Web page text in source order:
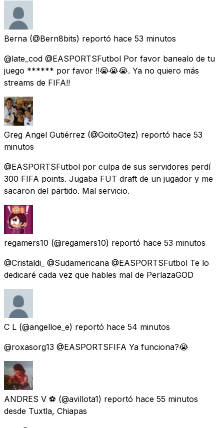
Berna (@Bern8bits) reportó hace 53 minutos
@late_cod @EASPORTSFutbol Por favor banealo de tu
juego ****** por favor !!😭😭😭. Ya no quiero más
streams de FIFA!!
Greg Angel Gutiérrez (@GoitoGtez) reportó hace 53
minutos
@EASPORTSFutbol por culpa de sus servidores perdí
300 FIFA points. Jugaba FUT draft de un jugador y me
sacaron del partido. Mal servicio.
regamers10 (@regamers10) reportó hace 53 minutos
@Cristaldi_ @Sudamericana @EASPORTSFutbol Te lo
dedicaré cada vez que hables mal de PerlazaGOD
C L (@angelloe_e) reportó hace 54 minutos
@roxasorg13 @EASPORTSFIFA Ya funciona?😭
ANDRES V ⚽ (@avillota1) reportó hace 55 minutos
desde Tuxtla, Chiapas